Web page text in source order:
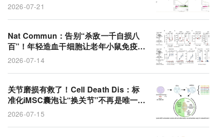
标准化
类器官 衰老
造血干细胞
靶向抗体
肿瘤模型 EGFR受体
微小RNA
骨关节炎
细胞外囊泡 干细胞疗法 细胞外基质
2026-07-21
Nat Commun：告别“杀敌一千自损八
百”！年轻造血干细胞让老年小鼠免疫恢
复活力
2026-07-14
关节磨损有救了！Cell Death Dis：标
准化iMSC囊泡让“换关节”不再是唯一终
点
2026-07-15